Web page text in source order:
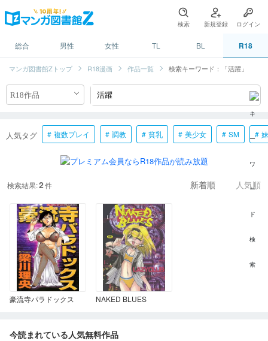
検索 新規登録 ログイン
総合 男性 女性 TL BL R18
マンガ図書館Zトップ R18漫画 作品一覧 検索キーワード：「活躍」
人気タグ 複数プレイ 調教 貧乳 美少女 SM 妹
検索結果:2件 新着順 人気順
豪流寺パラドックス NAKED BLUES
今読まれている人気無料作品